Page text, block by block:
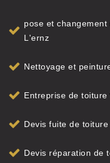
pose et
L'ernz
Nettoyage et
Entreprise de toiture
Devis fuite de
Devis réparation de